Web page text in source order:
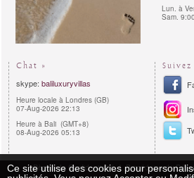
Lun. à
Sam.
Chat »
skype: baliluxuryvillas
Heure locale à Londres (GB)
07-Aug-2026 22:13
Heure à Bali (GMT+8)
08-Aug-2026 05:13
Suivez
Règles de Confidentialité Procédures de
Ce site utilise des cookies pour